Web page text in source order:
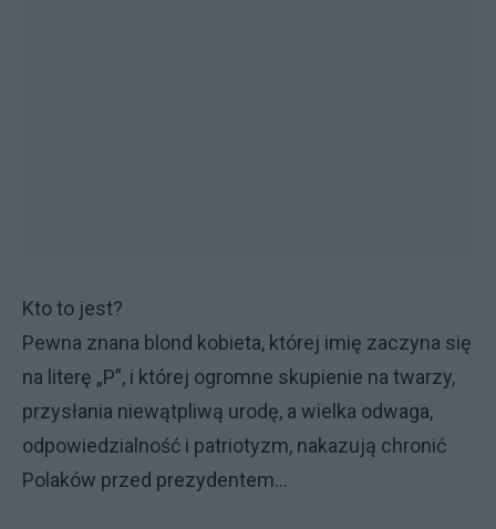
Kto to jest?
Pewna znana blond kobieta, której imię zaczyna się
na literę „P”, i której ogromne skupienie na twarzy,
przysłania niewątpliwą urodę, a wielka odwaga,
odpowiedzialność i patriotyzm, nakazują chronić
Polaków przed prezydentem...